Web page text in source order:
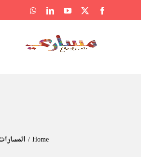
Facebook
X
YouTube
LinkedIn
WhatsApp
Home